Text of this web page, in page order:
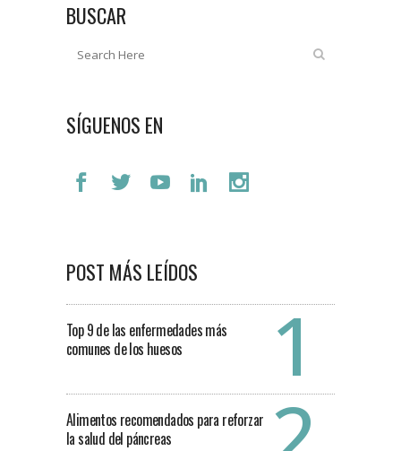
BUSCAR
SÍGUENOS EN
POST MÁS LEÍDOS
Top 9 de las enfermedades más
comunes de los huesos
Alimentos recomendados para reforzar
la salud del páncreas